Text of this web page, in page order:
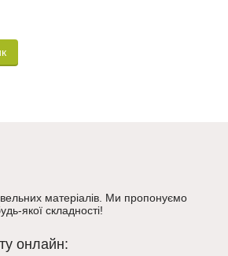
матеріалів. Ми пропонуємо
якої складності!
онлайн: